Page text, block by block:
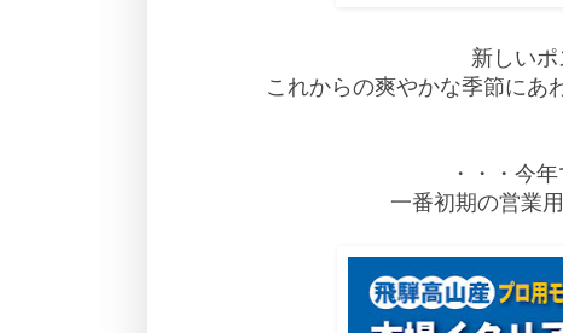
新しい
これからの爽やかな季節にあ
・・・今
一番初期の営業